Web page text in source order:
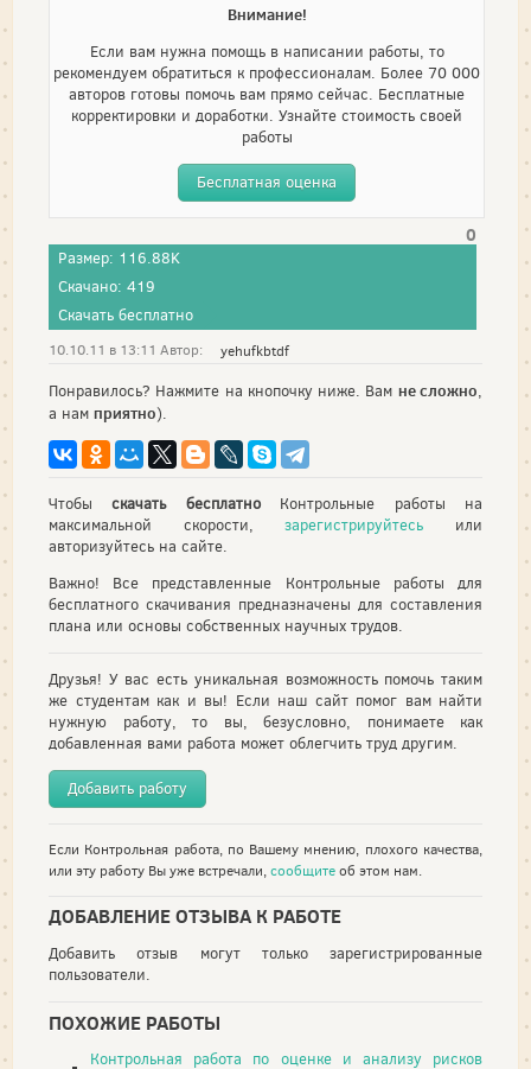
Внимание!
Если вам нужна помощь в написании работы, то
рекомендуем обратиться к профессионалам. Более 70 000
авторов готовы помочь вам прямо сейчас. Бесплатные
корректировки и доработки. Узнайте стоимость своей
работы
Бесплатная оценка
0
Размер: 116.88K
Скачано: 419
Скачать бесплатно
10.10.11 в 13:11 Автор: yehufkbtdf
Понравилось? Нажмите на кнопочку ниже. Вам не сложно,
а нам приятно).
Чтобыскачать бесплатноКонтрольные работы на
максимальной скорости,зарегистрируйтесь или
авторизуйтесь на сайте.
Важно! Все представленные Контрольные работы для
бесплатного скачивания предназначены для составления
плана или основы собственных научных трудов.
Друзья! У вас есть уникальная возможность помочь таким
же студентам как и вы! Если наш сайт помог вам найти
нужную работу, то вы, безусловно, понимаете как
добавленная вами работа может облегчить труд другим.
Добавить работу
Если Контрольная работа, по Вашему мнению, плохого качества,
или эту работу Вы уже встречали,сообщитеоб этом нам.
ДОБАВЛЕНИЕ ОТЗЫВА К РАБОТЕ
Добавить отзыв могут только зарегистрированные
пользователи.
ПОХОЖИЕ РАБОТЫ
Контрольная работа по оценке и анализу рисков